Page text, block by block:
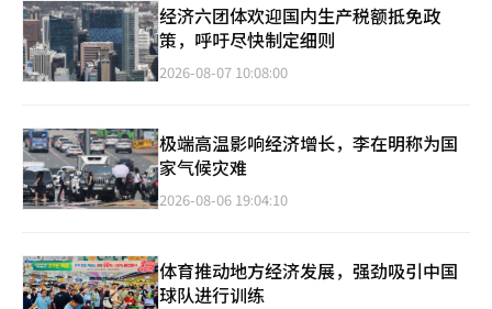
经济六团体欢迎国内生产税额抵免政
策，呼吁尽快制定细则
2026-08-07 10:08:00
极端高温影响经济增长，李在明称为国
家气候灾难
2026-08-06 19:04:10
体育推动地方经济发展，强劲吸引中国
球队进行训练